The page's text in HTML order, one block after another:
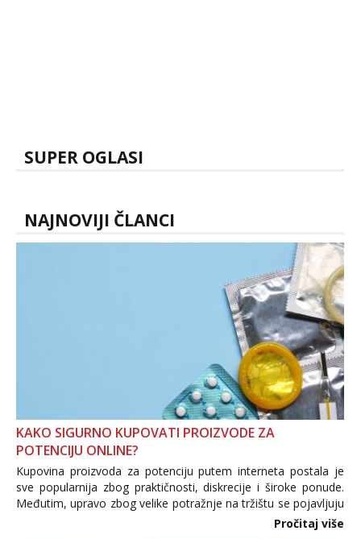
SUPER OGLASI
NAJNOVIJI ČLANCI
KAKO SIGURNO KUPOVATI PROIZVODE ZA
POTENCIJU ONLINE?
Kupovina proizvoda za potenciju putem interneta postala je
sve popularnija zbog praktičnosti, diskrecije i široke ponude.
Međutim, upravo zbog velike potražnje na tržištu se pojavljuju
i brojni krivotvoreni proizvodi, nepouzdane internetske
Pročitaj više